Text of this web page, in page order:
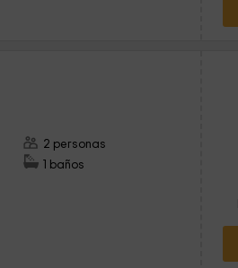
2 personas
1 baños